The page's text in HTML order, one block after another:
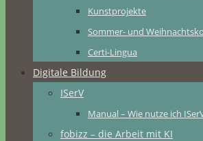
Kunstprojekte
Sommer- und
Certi-Lingua
Digitale Bildung
ISerV
Manual – Wie nutze ich
fobizz – die Arbeit mit KI